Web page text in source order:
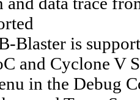
Blaster is
and Cyclone V
in the Debug